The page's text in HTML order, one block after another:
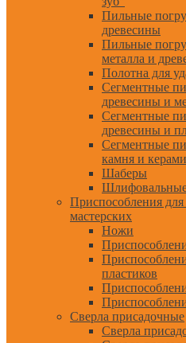
Пильные
древесины
Пильные
металла и
Полотна для
Сегментные
древесины и
Сегментные
древесины и
Сегментные
камня и
Шаберы
Приспособления
мастерских
Ножи
пластиков
Сверла присадочные
Сверла